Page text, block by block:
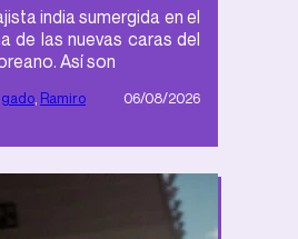
india sumergida en el
de las nuevas caras del
Así son
, Ramiro
06/08/2026